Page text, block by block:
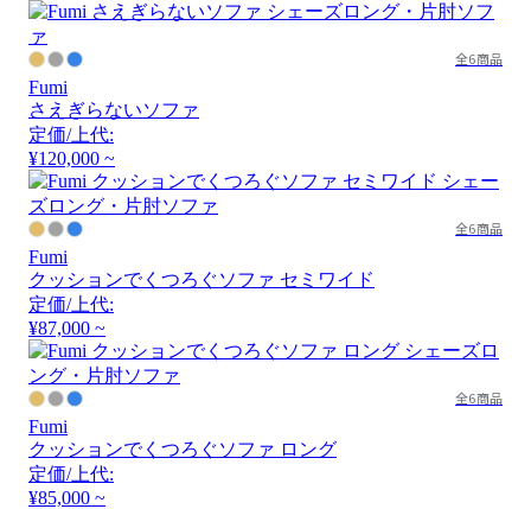
全6商品
Fumi
さえぎらないソファ
定価/上代:
¥120,000 ~
全6商品
Fumi
クッションでくつろぐソファ セミワイド
定価/上代:
¥87,000 ~
全6商品
Fumi
クッションでくつろぐソファ ロング
定価/上代:
¥85,000 ~